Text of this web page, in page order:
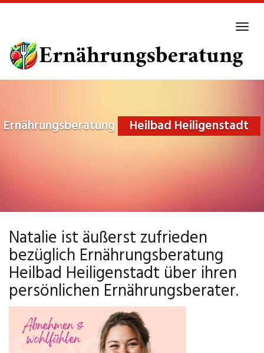
main
content
Ernährungsberatung Heilbad Heiligenstadt
Natalie ist äußerst zufrieden
bezüglich Ernährungsberatung
Heilbad Heiligenstadt über ihren
persönlichen Ernährungsberater.